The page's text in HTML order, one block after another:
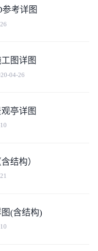
考详图
图详图
04-26
亭详图
结构）
(含结构)